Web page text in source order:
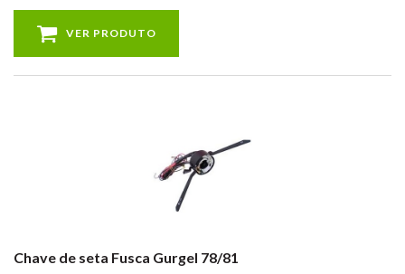
VER PRODUTO
Chave de seta Fusca Gurgel 78/81